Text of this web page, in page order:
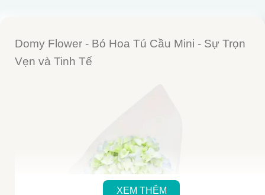
Domy Flower - Bó Hoa Tú Cầu Mini - Sự Trọn
Vẹn và Tinh Tế
XEM THÊM